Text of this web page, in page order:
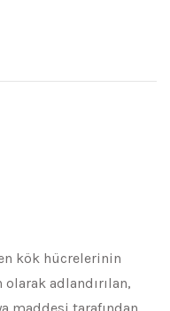
kök hücrelerinin
adlandırılan,